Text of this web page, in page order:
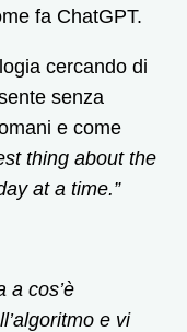
fa ChatGPT.
cercando di
senza
e come
thing about the
at a time.”
a cos’è
e vi